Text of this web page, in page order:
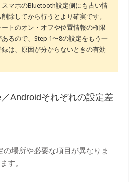
マホのBluetooth設定側にも古い情
除してから行うとより確実です。
トのオン・オフや位置情報の権限
るので、Step 1〜8の設定をもう一
は、原因が分からないときの有効
Androidそれぞれの設定差
場所や必要な項目が異なりま
す。